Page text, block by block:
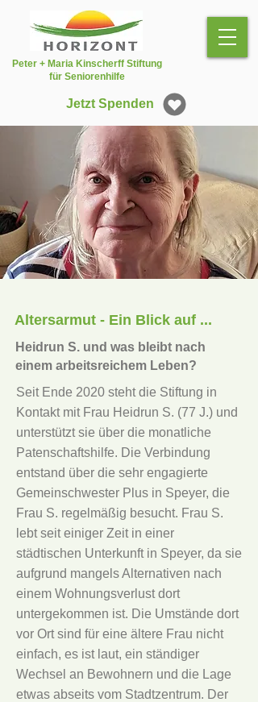
Peter + Maria Kinscherff Stiftung
für Seniorenhilfe
Jetzt Spenden
Altersarmut - Ein Blick auf ...
Heidrun S. und was bleibt nach
einem arbeitsreichem Leben?
Seit Ende 2020 steht die Stiftung in
Kontakt mit Frau Heidrun S. (77 J.) und
unterstützt sie über die monatliche
Patenschaftshilfe. Die Verbindung
entstand über die sehr engagierte
Gemeinschwester Plus in Speyer, die
Frau S. regelmäßig besucht. Frau S.
lebt seit einiger Zeit in einer
städtischen Unterkunft in Speyer, da sie
aufgrund mangels Alternativen nach
einem Wohnungsverlust dort
untergekommen ist. Die Umstände dort
vor Ort sind für eine ältere Frau nicht
einfach, es ist laut, ein ständiger
Wechsel an Bewohnern und die Lage
etwas abseits vom Stadtzentrum. Der